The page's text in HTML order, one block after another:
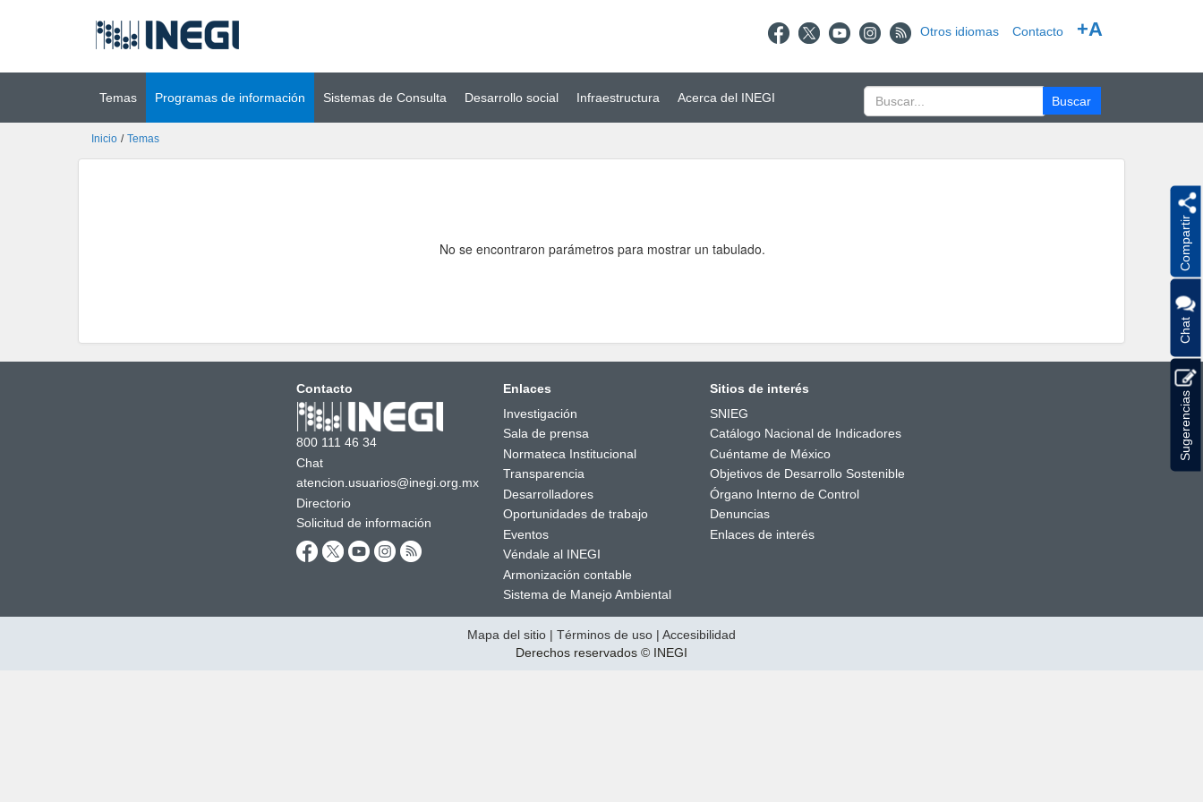
principal
(INEGI) Otros idiomas Contacto +A
Temas Programas de información Sistemas de Consulta Desarrollo social Infraestructura Acerca del INEGI
Inicio / Temas
No se encontraron parámetros para mostrar un tabulado.
Contacto
800 111 46 34
Chat
atencion.usuarios@inegi.org.mx
Directorio
Solicitud de información
Enlaces
Investigación
Sala de prensa
Normateca Institucional
Transparencia
Desarrolladores
Oportunidades de trabajo
Eventos
Véndale al INEGI
Armonización contable
Sistema de Manejo Ambiental
Sitios de interés
SNIEG
Catálogo Nacional de Indicadores
Cuéntame de México
Objetivos de Desarrollo Sostenible
Órgano Interno de Control
Denuncias
Enlaces de interés
Mapa del sitio | Términos de uso | Accesibilidad
Derechos reservados © INEGI
Compartir
Chat
Sugerencias